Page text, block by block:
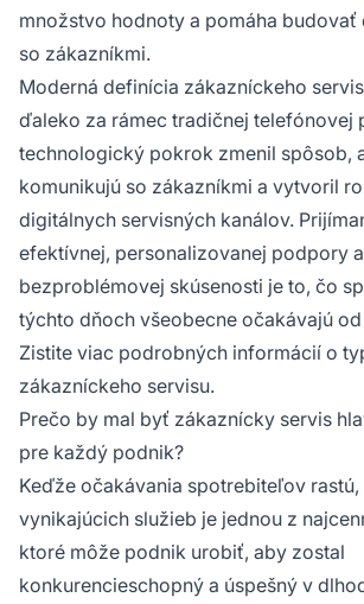
množstvo hodnoty a pomáha
so zákazníkmi.
Moderná definícia zákazníckeho
ďaleko za rámec tradičnej telefónovej
technologický pokrok zmenil spôsob,
komunikujú so zákazníkmi a vytvoril
digitálnych servisných kanálov.
efektívnej, personalizovanej podpory a
bezproblémovej skúsenosti je to, čo
týchto dňoch všeobecne očakávajú
Zistite viac podrobných informácií o
zákazníckeho servisu.
Prečo by mal byť zákaznícky servis
pre každý podnik?
Keďže očakávania spotrebiteľov
vynikajúcich služieb je jednou z
ktoré môže podnik urobiť, aby zostal
konkurencieschopný a úspešný v